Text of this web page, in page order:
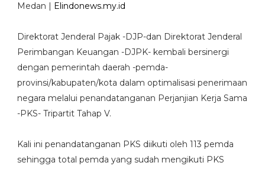
Medan | Elindonews.my.id
Direktorat Jenderal Pajak -DJP-dan Direktorat Jenderal
Perimbangan Keuangan -DJPK- kembali bersinergi
dengan pemerintah daerah -pemda-
provinsi/kabupaten/kota dalam optimalisasi penerimaan
negara melalui penandatanganan Perjanjian Kerja Sama
-PKS- Tripartit Tahap V.
Kali ini penandatanganan PKS diikuti oleh 113 pemda
sehingga total pemda yang sudah mengikuti PKS